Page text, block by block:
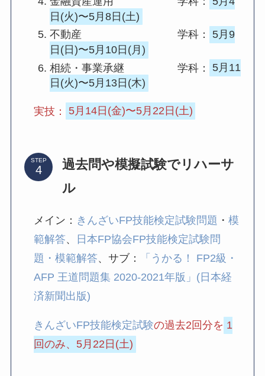
日(火)〜5月8日(土)
不動産 学科：
5月9
日(日)〜5月10日(月)
相続・事業承継 学科：
5月11
日(火)〜5月13日(木)
実技： 5月14日(金)〜5月22日(土)
STEP
過去問や模擬試験でリハーサ
ル
メイン： きんざいFP技能検定試験問題 ・模
範解答、
日本FP協会FP技能検定試験問
題・模範解答、サブ：
「うかる！ FP2級・
AFP 王道問題集 2020-2021年版」(日本経
済新聞出版)
きんざいFP技能検定試験の過去2回分を 1
回のみ、5月22日(土)